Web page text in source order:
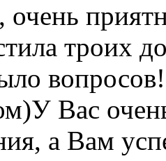
очень
троих
Вас
а Вам